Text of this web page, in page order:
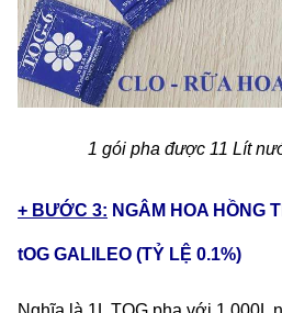
1 gói pha được 11 Lít
+ BƯỚC 3: NGÂM HOA HỒNG
tOG GALILEO (TỶ LỆ 0.1%)